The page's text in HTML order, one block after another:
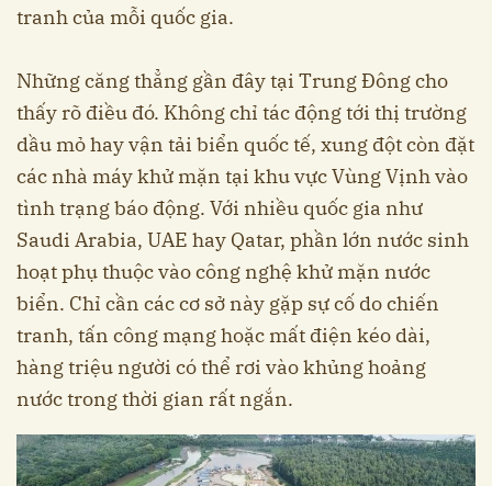
tranh của mỗi quốc gia.
Những căng thẳng gần đây tại Trung Đông cho
thấy rõ điều đó. Không chỉ tác động tới thị trường
dầu mỏ hay vận tải biển quốc tế, xung đột còn đặt
các nhà máy khử mặn tại khu vực Vùng Vịnh vào
tình trạng báo động. Với nhiều quốc gia như
Saudi Arabia, UAE hay Qatar, phần lớn nước sinh
hoạt phụ thuộc vào công nghệ khử mặn nước
biển. Chỉ cần các cơ sở này gặp sự cố do chiến
tranh, tấn công mạng hoặc mất điện kéo dài,
hàng triệu người có thể rơi vào khủng hoảng
nước trong thời gian rất ngắn.